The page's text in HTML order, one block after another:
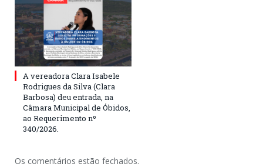
A vereadora Clara Isabele
Rodrigues da Silva (Clara
Barbosa) deu entrada, na
Câmara Municipal de Óbidos,
ao Requerimento nº
340/2026.
Os comentários estão fechados.